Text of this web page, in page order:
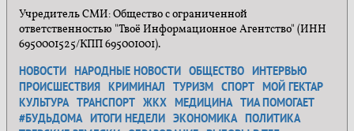
Учредитель СМИ: Общество с ограниченной
ответственностью "Твоё Информационное Агентство" (ИНН
6950001525/КПП 695001001).
НОВОСТИ НАРОДНЫЕ НОВОСТИ ОБЩЕСТВО ИНТЕРВЬЮ
ПРОИСШЕСТВИЯ КРИМИНАЛ ТУРИЗМ СПОРТ МОЙ ГЕКТАР
КУЛЬТУРА ТРАНСПОРТ ЖКХ МЕДИЦИНА ТИА ПОМОГАЕТ
#БУДЬДОМА ИТОГИ НЕДЕЛИ ЭКОНОМИКА ПОЛИТИКА